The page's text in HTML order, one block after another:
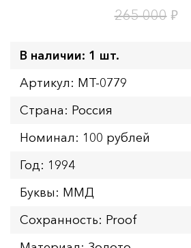
265 000 ₽
В наличии: 1 шт.
Артикул: MT-0779
Страна: Россия
Номинал: 100 рублей
Год: 1994
Буквы: ММД
Сохранность: Proof